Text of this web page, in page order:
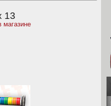
13
магазине